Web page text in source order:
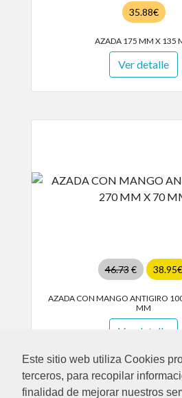
Este sitio web utiliza Cookies
terceros, para recopilar
finalidad de mejorar nuestros
35.88€
AZADA 175 MM X 135
Ver detalle
46.73€ 38.95€
AZADA CON MANGO ANTIGIRO
MM
Ver detalle